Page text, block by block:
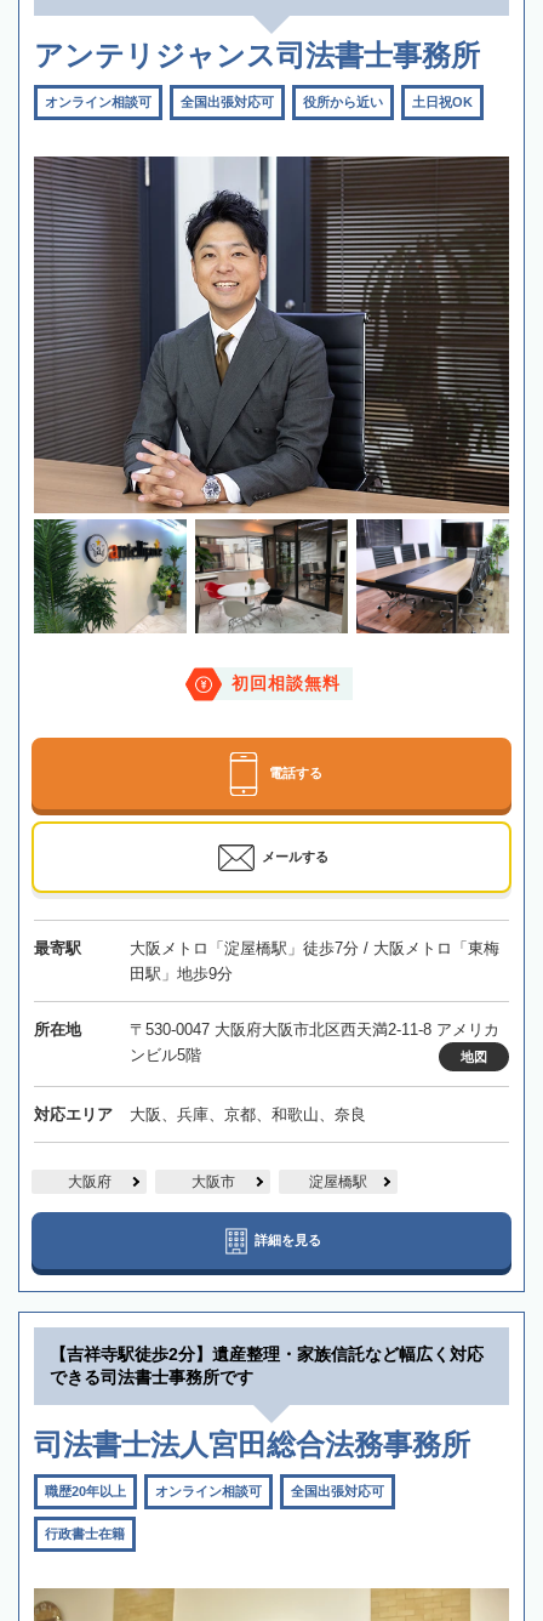
アンテリジャンス司法書士事務所
オンライン相談可 全国出張対応可 役所から近い 土日祝OK
初回相談無料
電話する
メールする
最寄駅
大阪メトロ「淀屋橋駅」徒歩7分 / 大阪メトロ「東梅
田駅」地歩9分
所在地
〒530-0047 大阪府大阪市北区西天満2-11-8 アメリカ
ンビル5階
地図
対応エリア 大阪、兵庫、京都、和歌山、奈良
大阪府 大阪市 淀屋橋駅
詳細を見る
【吉祥寺駅徒歩2分】遺産整理・家族信託など幅広く対応
できる司法書士事務所です
司法書士法人宮田総合法務事務所
職歴20年以上 オンライン相談可 全国出張対応可
行政書士在籍